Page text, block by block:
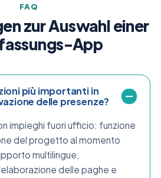
FAQ
zur Auswahl einer
App
più importanti in
delle presenze?
impieghi fuori ufficio: funzione
del progetto al momento
multilingue,
delle paghe e